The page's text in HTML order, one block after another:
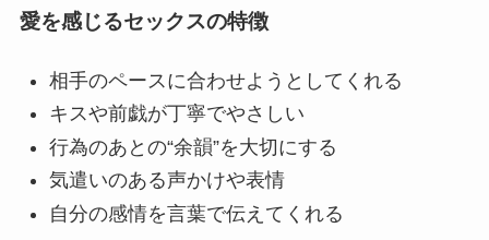
愛を感じるセックスの特徴
相手のペースに合わせようとしてくれる
キスや前戯が丁寧でやさしい
行為のあとの“余韻”を大切にする
気遣いのある声かけや表情
自分の感情を言葉で伝えてくれる